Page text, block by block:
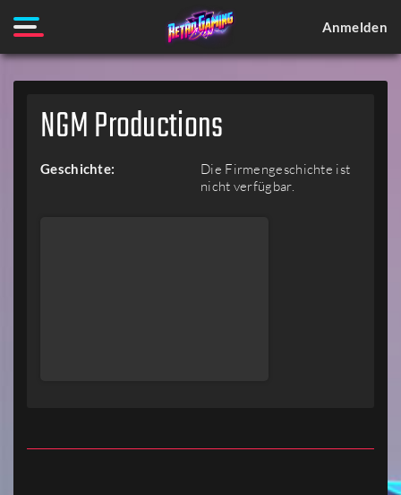
Anmelden
NGM Productions
Geschichte:
Die Firmengeschichte ist
nicht verfügbar.